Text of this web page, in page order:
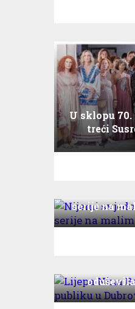
U sklopu
treći
serije na